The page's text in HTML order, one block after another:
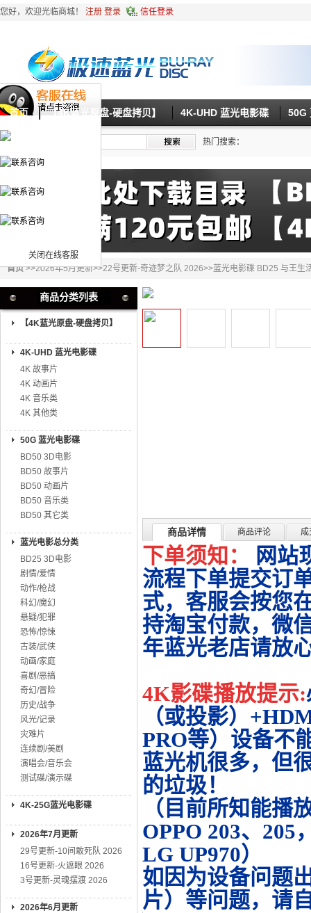
关闭在线客服
您好，欢迎光临商城！ 注册 登录 信任登录
首页 【4K蓝光原盘-硬盘拷贝】 4K-UHD 蓝光电影碟 50G
热门搜索：
首页>>2026年5月更新>>22号更新-奇迹梦之队 2026>>蓝光电影碟 BD25 与王生
商品分类列表
【4K蓝光原盘-硬盘拷贝】
4K-UHD 蓝光电影碟
4K 故事片
4K 动画片
4K 音乐类
4K 其他类
50G 蓝光电影碟
BD50 3D电影
BD50 故事片
BD50 动画片
BD50 音乐类
BD50 其它类
蓝光电影总分类
BD25 3D电影
剧情/爱情
动作/枪战
科幻/魔幻
悬疑/犯罪
恐怖/惊悚
古装/武侠
动画/家庭
喜剧/恶搞
奇幻/冒险
历史/战争
风光/记录
灾难片
连续剧/美剧
演唱会/音乐会
测试碟/演示碟
4K-25G蓝光电影碟
2026年7月更新
29号更新-10间敢死队 2026
16号更新-火遮眼 2026
3号更新-灵魂摆渡 2026
2026年6月更新
商品详情 商品评论 成
下单须知：
网站
流程下单提交订
式，客服会按您
持淘宝付款，微
年蓝光老店请放
4K影碟播放提示:
（或投影）
PRO等）设备不
蓝光机很多，但
的垃圾！
（目前所知能播
OPPO 203、205
LG UP970）
如因为设备问题
片）等问题，请